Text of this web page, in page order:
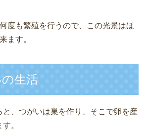
度も繁殖を行うので、この光景はほ
ます。
生活
と、つがいは巣を作り、そこで卵を産
。